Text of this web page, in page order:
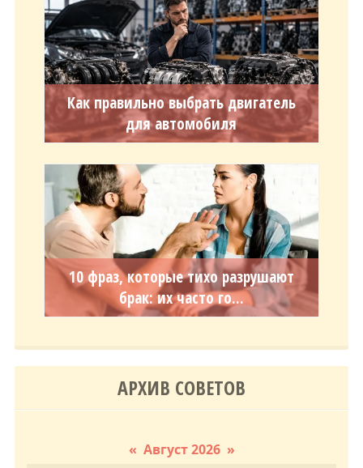
Как правильно выбрать двигатель
для автомобиля
10 фраз, которые тихо разрушают
брак: их часто го...
АРХИВ СОВЕТОВ
« Август 2026 »